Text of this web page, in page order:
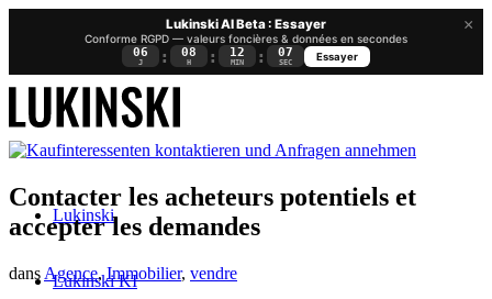
×
Lukinski AI Beta : Essayer
Conforme RGPD — valeurs foncières & données en secondes
06
J : 08
H : 12
MIN : 07
SEC
Essayer
Lukinski
Lukinski KI
Contacter les acheteurs potentiels et
accepter les demandes
dans Agence,Immobilier, vendre